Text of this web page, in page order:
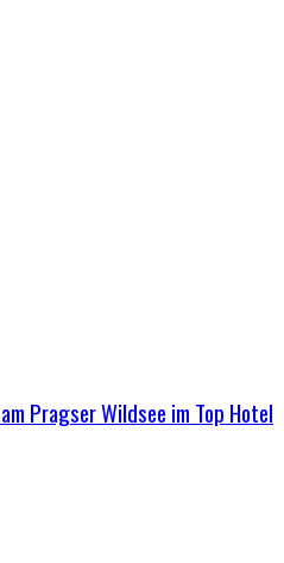
Pragser Wildsee im Top Hotel